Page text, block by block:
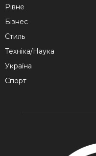
Рівне
Бізнес
Стиль
Техніка/Наука
Україна
Спорт